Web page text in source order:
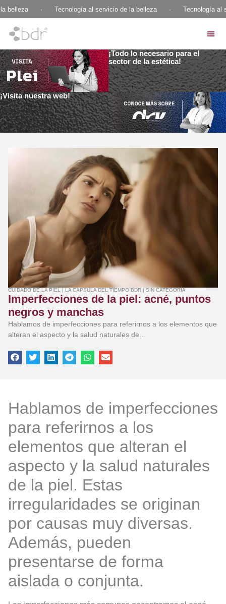
belleza Tecnología al servicio de la belleza Tecnología al
¡Todo lo necesario para el
sector de la estética!
¡Visita nuestra web!
CUIDADO DE LA PIEL | LA CÁPSULA DEL TIEMPO BDR | SIN CATEGORÍA
Imperfecciones de la piel: acné, puntos
negros y manchas
Hablamos de imperfecciones para referirnos a los elementos que
alteran el aspecto y la salud naturales de…
Hablamos de imperfecciones
para referirnos a los
elementos que alteran el
aspecto y la salud naturales
de la piel. Estas
irregularidades se originan
por causas muy diversas.
Además, pueden
presentarse de forma
aislada o conjunta.